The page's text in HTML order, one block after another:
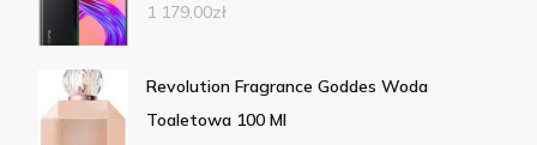
1 179,00zł
Revolution Fragrance Goddes Woda
Toaletowa 100 Ml